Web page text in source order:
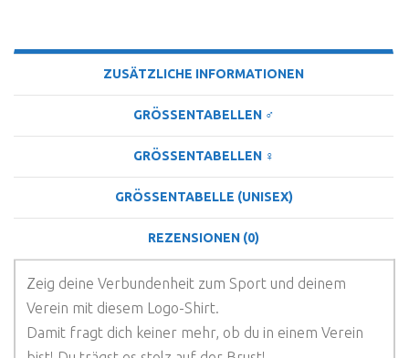
ZUSÄTZLICHE INFORMATIONEN
GRÖSSENTABELLEN ♂
GRÖSSENTABELLEN ♀
GRÖSSENTABELLE (UNISEX)
REZENSIONEN (0)
Zeig deine Verbundenheit zum Sport und deinem
Verein mit diesem Logo-Shirt.
Damit fragt dich keiner mehr, ob du in einem Verein